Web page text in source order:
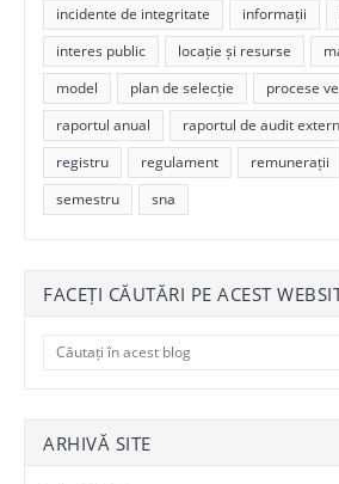
incidente de integritate
informații
interes public
locație și resurse
model
plan de selecție procese
raportul anual
raportul de audit extern
registru
regulament remunerații
semestru
sna
FACEȚI CĂUTĂRI PE ACEST
ARHIVĂ SITE